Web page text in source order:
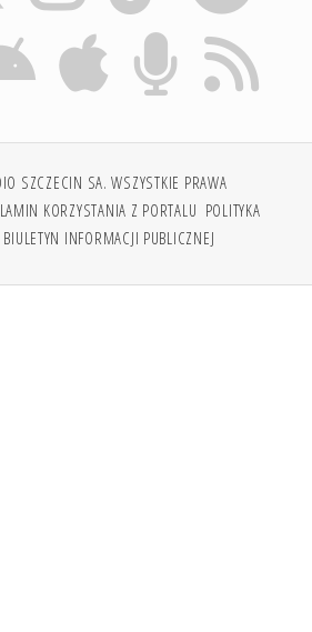
SZCZECIN SA. WSZYSTKIE PRAWA
KORZYSTANIA Z PORTALU POLITYKA
BIULETYN INFORMACJI PUBLICZNEJ